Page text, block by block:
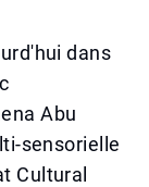
dans
Abu
sensorielle
Cultural